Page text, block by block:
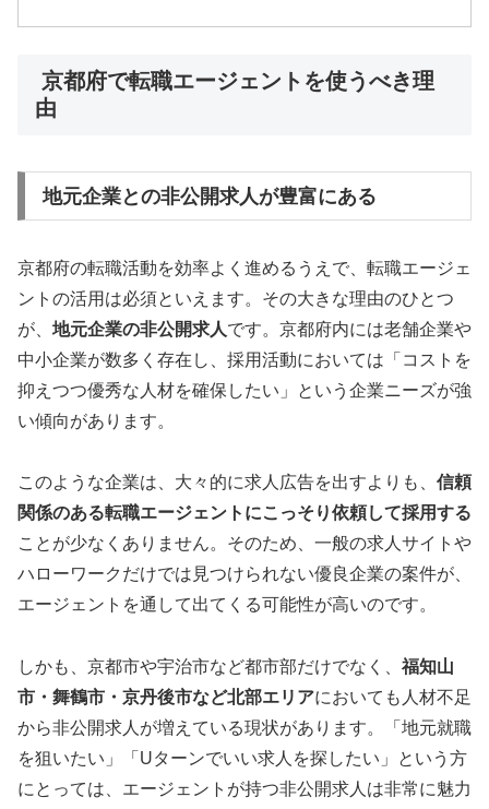
京都府で転職エージェントを使うべき理
由
地元企業との非公開求人が豊富にある
京都府の転職活動を効率よく進めるうえで、転職エージェ
ントの活用は必須といえます。その大きな理由のひとつ
が、 地元企業の非公開求人です。京都府内には老舗企業や
中小企業が数多く存在し、採用活動においては「コストを
抑えつつ優秀な人材を確保したい」という企業ニーズが強
い傾向があります。
このような企業は、大々的に求人広告を出すよりも、 信頼
関係のある転職エージェントにこっそり依頼して採用する
ことが少なくありません。そのため、一般の求人サイトや
ハローワークだけでは見つけられない優良企業の案件が、
エージェントを通して出てくる可能性が高いのです。
しかも、京都市や宇治市など都市部だけでなく、 福知山
市・舞鶴市・京丹後市など北部エリアにおいても人材不足
から非公開求人が増えている現状があります。「地元就職
を狙いたい」「Uターンでいい求人を探したい」という方
にとっては、エージェントが持つ非公開求人は非常に魅力